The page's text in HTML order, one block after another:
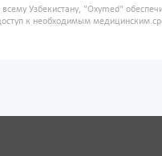
Узбекистану, "Oxymed"
к необходимым медицинским